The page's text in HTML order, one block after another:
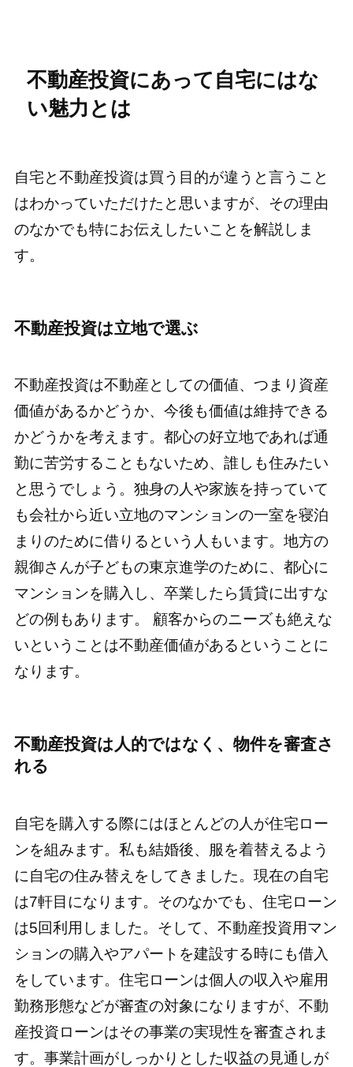
不動産投資にあって自宅にはな
い魅力とは
自宅と不動産投資は買う目的が違うと言うこと
はわかっていただけたと思いますが、その理由
のなかでも特にお伝えしたいことを解説しま
す。
不動産投資は立地で選ぶ
不動産投資は不動産としての価値、つまり資産
価値があるかどうか、今後も価値は維持できる
かどうかを考えます。都心の好立地であれば通
勤に苦労することもないため、誰しも住みたい
と思うでしょう。独身の人や家族を持っていて
も会社から近い立地のマンションの一室を寝泊
まりのために借りるという人もいます。地方の
親御さんが子どもの東京進学のために、都心に
マンションを購入し、卒業したら賃貸に出すな
どの例もあります。 顧客からのニーズも絶えな
いということは不動産価値があるということに
なります。
不動産投資は人的ではなく、物件を審査さ
れる
自宅を購入する際にはほとんどの人が住宅ロー
ンを組みます。私も結婚後、服を着替えるよう
に自宅の住み替えをしてきました。現在の自宅
は7軒目になります。そのなかでも、住宅ローン
は5回利用しました。そして、不動産投資用マン
ションの購入やアパートを建設する時にも借入
をしています。住宅ローンは個人の収入や雇用
勤務形態などが審査の対象になりますが、不動
産投資ローンはその事業の実現性を審査されま
す。事業計画がしっかりとした収益の見通しが